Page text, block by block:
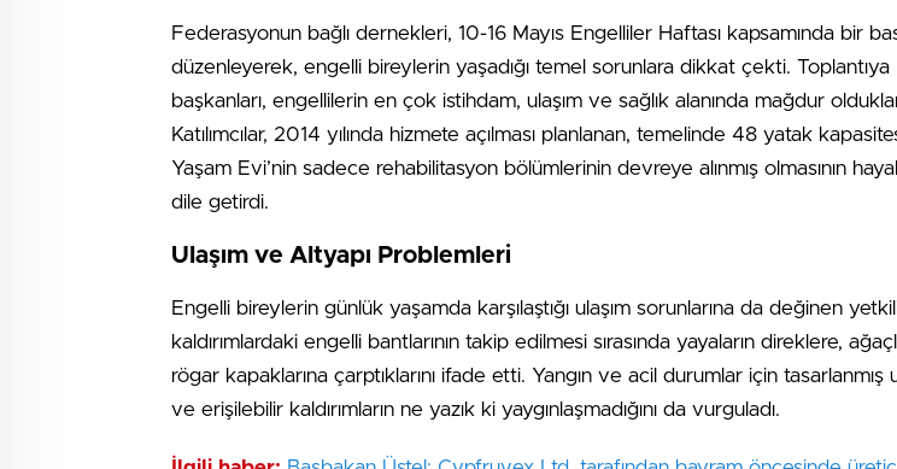
Federasyonun bağlı dernekleri, 10-16 Mayıs Engelliler Haftası kapsamında bir
düzenleyerek, engelli bireylerin yaşadığı temel sorunlara dikkat çekti. Toplantıya
başkanları, engellilerin en çok istihdam, ulaşım ve sağlık alanında mağdur
Katılımcılar, 2014 yılında hizmete açılması planlanan, temelinde 48 yatak
Yaşam Evi’nin sadece rehabilitasyon bölümlerinin devreye alınmış olmasının hayal
dile getirdi.
Ulaşım ve Altyapı Problemleri
Engelli bireylerin günlük yaşamda karşılaştığı ulaşım sorunlarına da değinen
kaldırımlardaki engelli bantlarının takip edilmesi sırasında yayaların direklere,
rögar kapaklarına çarptıklarını ifade etti. Yangın ve acil durumlar için tasarlanmış
ve erişilebilir kaldırımların ne yazık ki yaygınlaşmadığını da vurguladı.